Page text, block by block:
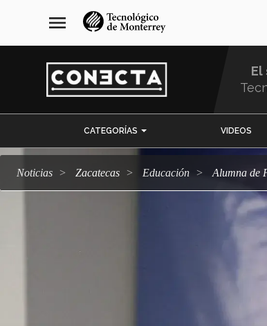
navegación
principal
menu
El
CATEGORÍAS VIDEOS
Noticias Zacatecas Educación Alumna